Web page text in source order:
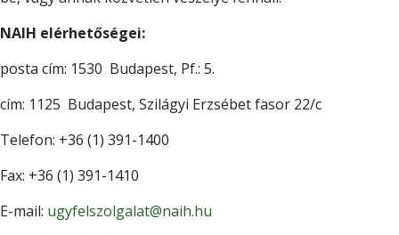
NAIH elérhetőségei:
posta cím: 1530 Budapest, Pf.: 5.
cím: 1125 Budapest, Szilágyi Erzsébet fasor 22/c
Telefon: +36 (1) 391-1400
Fax: +36 (1) 391-1410
E-mail: ugyfelszolgalat@naih.hu